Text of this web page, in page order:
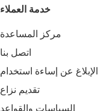
خدمة العملاء
مركز المساعدة
اتصل بنا
الإبلاغ عن إساءة استخدام
تقديم نزاع
السياسات والقواعد